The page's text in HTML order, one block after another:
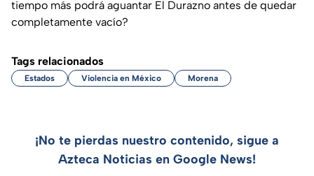
tiempo más podrá aguantar El Durazno antes de quedar
completamente vacío?
Tags relacionados
Estados Violencia en México Morena
¡No te pierdas nuestro contenido, sigue a
Azteca Noticias en Google News!